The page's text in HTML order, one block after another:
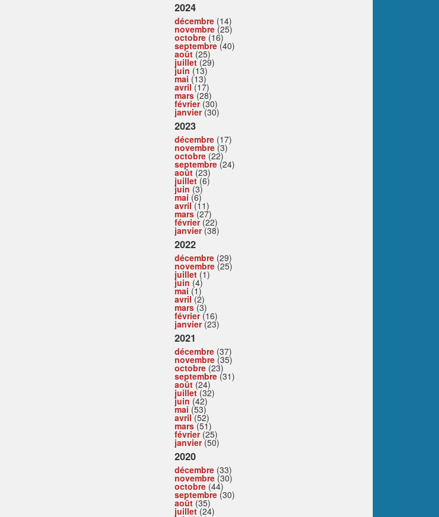
2024
décembre (14)
novembre (25)
octobre (16)
septembre (40)
août (25)
juillet(29)
juin (13)
mai (13)
avril(17)
mars(28)
février(30)
janvier(30)
2023
décembre (17)
novembre (3)
octobre (22)
septembre (24)
août (23)
juillet(6)
juin (3)
mai (6)
avril(11)
mars(27)
février(22)
janvier(38)
2022
décembre (29)
novembre (25)
juillet (1)
juin (4)
mai (1)
avril(2)
mars(3)
février(16)
janvier(23)
2021
décembre (37)
novembre (35)
octobre (23)
septembre (31)
août (24)
juillet(32)
juin (42)
mai (53)
avril(52)
mars(51)
février(25)
janvier(50)
2020
décembre (33)
novembre (30)
octobre (44)
septembre (30)
août (35)
juillet(24)